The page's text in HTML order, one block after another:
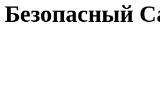
Безопасный